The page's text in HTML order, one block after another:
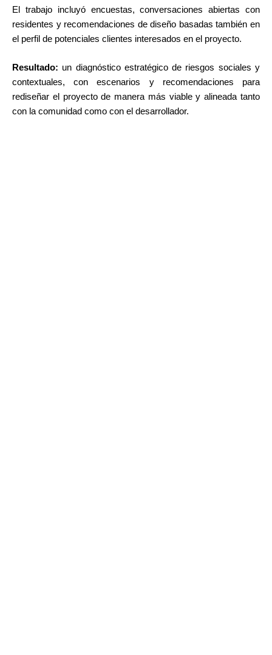
El trabajo incluyó encuestas, conversaciones abiertas con
residentes y recomendaciones de diseño basadas también en
el perfil de potenciales clientes interesados en el proyecto.
Resultado: un diagnóstico estratégico de riesgos sociales y
contextuales, con escenarios y recomendaciones para
rediseñar el proyecto de manera más viable y alineada tanto
con la comunidad como con el desarrollador.